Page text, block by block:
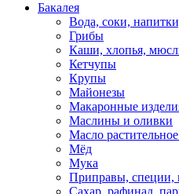
Бакалея
Вода, соки,
Грибы
Каши, хлопья,
Кетчупы
Крупы
Майонезы
Макаронные
Маслины и оливки
Масло
Мёд
Мука
Приправы, специи,